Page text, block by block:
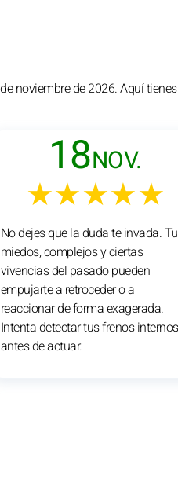
noviembre de 2026. Aquí
18NOV.
★★★★★
No dejes que la duda te invada.
miedos, complejos y ciertas
vivencias del pasado pueden
empujarte a retroceder o a
reaccionar de forma exagerada.
Intenta detectar tus frenos internos
antes de actuar.